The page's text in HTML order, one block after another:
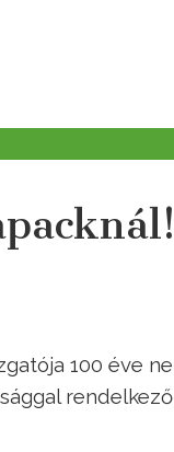
100 éve